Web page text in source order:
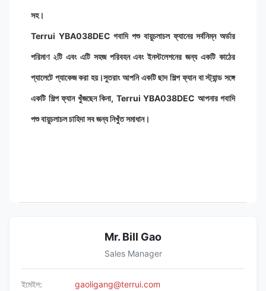
সহ।
Terrui YBA038DEC গবাদি পশু বায়ুচলাচল ফ্যানের সর্বনিম্ন অর্ডার
পরিমাণ ২টি এবং এটি সহজ পরিবহন এবং ইনস্টলেশনের জন্য একটি কাঠের
প্যালেটে প্যাকেজ করা হয়।সুতরাং আপনি একটি ছাদ শিল্প ফ্যান বা স্ট্যান্ড সঙ্গে
একটি শিল্প ফ্যান খুঁজছেন কিনা, Terrui YBA038DEC আপনার গবাদি
পশু বায়ুচলাচল চাহিদা সব জন্য নিখুঁত সমাধান।
Mr. Bill Gao
Sales Manager
ইমেইল:
gaoligang@terrui.com